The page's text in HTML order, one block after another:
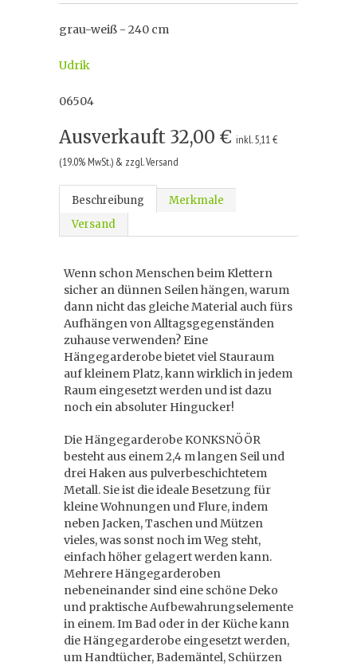
grau-weiß - 240 cm
Udrik
06504
Ausverkauft 32,00 € inkl. 5,11 €
(19.0% MwSt.) & zzgl. Versand
Beschreibung
Merkmale
Versand
Wenn schon Menschen beim Klettern
sicher an dünnen Seilen hängen, warum
dann nicht das gleiche Material auch fürs
Aufhängen von Alltagsgegenständen
zuhause verwenden? Eine
Hängegarderobe bietet viel Stauraum
auf kleinem Platz, kann wirklich in jedem
Raum eingesetzt werden und ist dazu
noch ein absoluter Hingucker!
Die Hängegarderobe KONKSNÖÖR
besteht aus einem 2,4 m langen Seil und
drei Haken aus pulverbeschichtetem
Metall. Sie ist die ideale Besetzung für
kleine Wohnungen und Flure, indem
neben Jacken, Taschen und Mützen
vieles, was sonst noch im Weg steht,
einfach höher gelagert werden kann.
Mehrere Hängegarderoben
nebeneinander sind eine schöne Deko
und praktische Aufbewahrungselemente
in einem. Im Bad oder in der Küche kann
die Hängegarderobe eingesetzt werden,
um Handtücher, Bademäntel, Schürzen